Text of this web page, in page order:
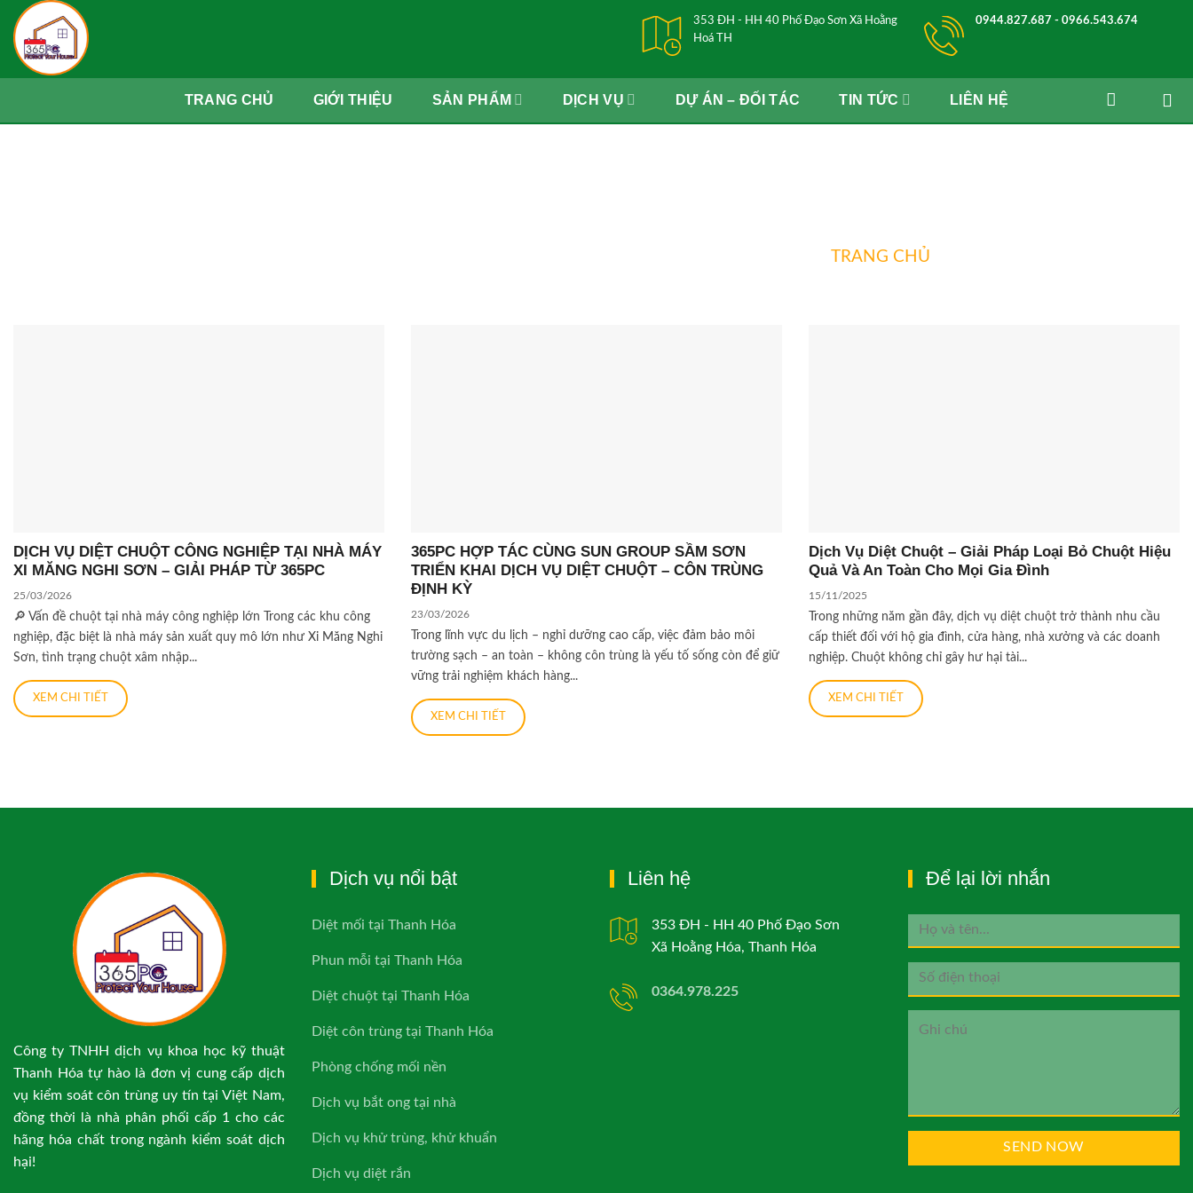
Skip
content
353 ĐH - HH 40 Phố Đạo Sơn Xã Hoằng
Hoá TH
0944.827.687 - 0966.543.674
TRANG CHỦ GIỚI THIỆU SẢN PHẨM DỊCH VỤ DỰ ÁN – ĐỐI TÁC TIN TỨC LIÊN HỆ
TRANG CHỦ
DỊCH VỤ DIỆT CHUỘT CÔNG NGHIỆP TẠI NHÀ MÁY
XI MĂNG NGHI SƠN – GIẢI PHÁP TỪ 365PC
25/03/2026
🔎 Vấn đề chuột tại nhà máy công nghiệp lớn Trong các khu công
nghiệp, đặc biệt là nhà máy sản xuất quy mô lớn như Xi Măng Nghi
Sơn, tình trạng chuột xâm nhập...
XEM CHI TIẾT
365PC HỢP TÁC CÙNG SUN GROUP SẦM SƠN
TRIỂN KHAI DỊCH VỤ DIỆT CHUỘT – CÔN TRÙNG
ĐỊNH KỲ
23/03/2026
Trong lĩnh vực du lịch – nghỉ dưỡng cao cấp, việc đảm bảo môi
trường sạch – an toàn – không côn trùng là yếu tố sống còn để giữ
vững trải nghiệm khách hàng...
XEM CHI TIẾT
Dịch Vụ Diệt Chuột – Giải Pháp Loại Bỏ Chuột Hiệu
Quả Và An Toàn Cho Mọi Gia Đình
15/11/2025
Trong những năm gần đây, dịch vụ diệt chuột trở thành nhu cầu
cấp thiết đối với hộ gia đình, cửa hàng, nhà xưởng và các doanh
nghiệp. Chuột không chỉ gây hư hại tài...
XEM CHI TIẾT
Công ty TNHH dịch vụ khoa học kỹ thuật
Thanh Hóa tự hào là đơn vị cung cấp dịch
vụ kiểm soát côn trùng uy tín tại Việt Nam,
đồng thời là nhà phân phối cấp 1 cho các
hãng hóa chất trong ngành kiểm soát dịch
hại!
Dịch vụ nổi bật
Diệt mối tại Thanh Hóa
Phun mỗi tại Thanh Hóa
Diệt chuột tại Thanh Hóa
Diệt côn trùng tại Thanh Hóa
Phòng chống mối nền
Dịch vụ bắt ong tại nhà
Dịch vụ khử trùng, khử khuẩn
Dịch vụ diệt rắn
Liên hệ
353 ĐH - HH 40 Phố Đạo Sơn
Xã Hoằng Hóa, Thanh Hóa
0364.978.225
Để lại lời nhắn